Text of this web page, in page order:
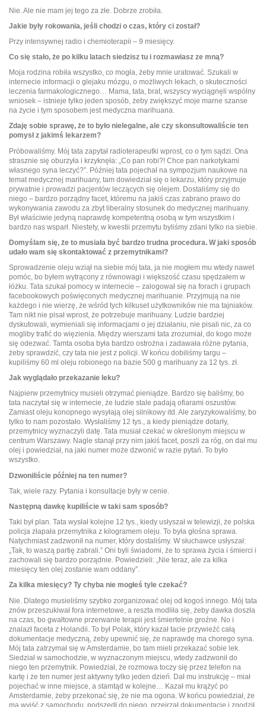
Nie. Ale nie mam jej tego za złe. Dobrze zrobiła.
Jakie były rokowania, jeśli chodzi o czas, który ci został?
Przy intensywnej radio i chemioterapii – 9 miesięcy.
Co się stało, że po kilku latach siedzisz tu i rozmawiasz ze mną?
Moja rodzina robiła wszystko, co mogła, żeby mnie uratować. Szukali w
internecie informacji o glejaku mózgu, o możliwych lekach, o skuteczności
leczenia farmakologicznego… Mama, tata, brat, wszyscy wyciągnęli wspólny
wniosek – istnieje tylko jeden sposób, żeby zwiększyć moje marne szanse
na życie i tym sposobem jest medyczna marihuana.
Zdaję sobie sprawę, że to było nielegalne, ale czy skonsultowaliście ten
pomysł z jakimś lekarzem?
Próbowaliśmy. Mój tata zapytał radioterapeutki wprost, co o tym sądzi. Ona
strasznie się oburzyła i krzyknęła: „Co pan robi?! Chce pan narkotykami
własnego syna leczyć?”. Później tata pojechał na sympozjum naukowe na
temat medycznej marihuany, tam dowiedział się o lekarzu, który przyjmuje
prywatnie i prowadzi pacjentów leczących się olejem. Dostaliśmy się do
niego – bardzo porządny facet, któremu na jakiś czas zabrano prawo do
wykonywania zawodu za zbyt liberalny stosunek do medycznej marihuany.
Był właściwie jedyną naprawdę kompetentną osobą w tym wszystkim i
bardzo nas wsparł. Niestety, w kwestii przemytu byliśmy zdani tylko na siebie.
Domyślam się, że to musiała być bardzo trudna procedura. W jaki sposób
udało wam się skontaktować z przemytnikami?
Sprowadzenie oleju wziął na siebie mój tata, ja nie mogłem mu wtedy nawet
pomóc, bo byłem wytrącony z równowagi i większość czasu spędzałem w
łóżku. Tata szukał pomocy w internecie – zalogował się na forach i grupach
facebookowych poświęconych medycznej marihuanie. Przyjmują na nie
każdego i nie wierzę, że wśród tych kilkuset użytkowników nie ma tajniaków.
Tam nikt nie pisał wprost, że potrzebuje marihuany. Ludzie bardziej
dyskutowali, wymieniali się informacjami o jej działaniu, nie pisali nic, za co
mogliby trafić do więzienia. Między wierszami tata zrozumiał, do kogo może
się odezwać. Tamta osoba była bardzo ostrożna i zadawała różne pytania,
żeby sprawdzić, czy tata nie jest z policji. W końcu dobiliśmy targu –
kupiliśmy 60 ml oleju robionego na bazie 500 g marihuany za 12 tys. zł.
Jak wyglądało przekazanie leku?
Najpierw przemytnicy musieli otrzymać pieniądze. Bardzo się baliśmy, bo
tata naczytał się w internecie, że ludzie stale padają ofiarami oszustów.
Zamiast oleju konopnego wysyłają olej silnikowy itd. Ale zaryzykowaliśmy, bo
tylko to nam pozostało. Wysłaliśmy 12 tys., a kiedy pieniądze dotarły,
przemytnicy wyznaczyli datę. Tata musiał czekać w określonym miejscu w
centrum Warszawy. Nagle stanął przy nim jakiś facet, poszli za róg, on dał mu
olej i powiedział, na jaki numer może dzwonić w razie pytań. To było
wszystko.
Dzwoniliście później na ten numer?
Tak, wiele razy. Pytania i konsultacje były w cenie.
Następną dawkę kupiliście w taki sam sposób?
Taki był plan. Tata wysłał kolejne 12 tys., kiedy usłyszał w telewizji, że polska
policja złapała przemytnika z kilogramem oleju. To była głośna sprawa.
Natychmiast zadzwonił na numer, który dostaliśmy. W słuchawce usłyszał:
„Tak, to waszą partię zabrali.” Oni byli świadomi, że to sprawa życia i śmierci i
zachowali się bardzo porządnie. Powiedzieli: „Nie teraz, ale za kilka
miesięcy ten olej zostanie wam oddany”.
Za kilka miesięcy? Ty chyba nie mogłeś tyle czekać?
Nie. Dlatego musieliśmy szybko zorganizować olej od kogoś innego. Mój tata
znów przeszukiwał fora internetowe, a reszta modliła się, żeby dawka doszła
na czas, bo gwałtowne przerwanie terapii jest śmiertelnie groźne. No i
znalazł faceta z Holandii. To był Polak, który kazał tacie przywieźć całą
dokumentacje medyczną, żeby upewnić się, że naprawdę ma chorego syna.
Mój tata zatrzymał się w Amsterdamie, bo tam mieli przekazać sobie lek.
Siedział w samochodzie, w wyznaczonym miejscu, wtedy zadzwonił do
niego ten przemytnik. Powiedział, że rozmowa toczy się przez telefon na
kartę i że ten numer jest aktywny tylko jeden dzień. Dał mu instrukcję – miał
pojechać w inne miejsce, a stamtąd w kolejne… Kazał mu krążyć po
Amsterdamie, żeby przekonać się, że nie ma ogona. W końcu powiedział, że
ma wyjść z samochodu, podszedł do niego, przejrzał dokumentację i zgodził